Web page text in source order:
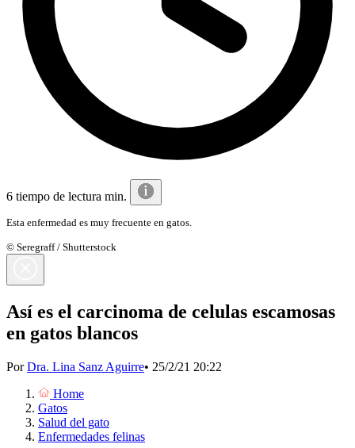
6 tiempo de lectura min.
Esta enfermedad es muy frecuente en gatos.
© Seregraff / Shutterstock
Así es el carcinoma de celulas escamosas
en gatos blancos
PorDra. Lina Sanz Aguirre• 25/2/21 20:22
Home
Gatos
Salud del gato
Enfermedades felinas